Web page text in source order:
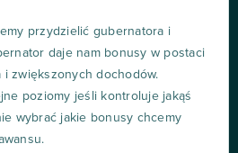
przydzielić gubernatora i
daje nam bonusy w postaci
zwiększonych dochodów.
poziomy jeśli kontroluje jakąś
wybrać jakie bonusy chcemy